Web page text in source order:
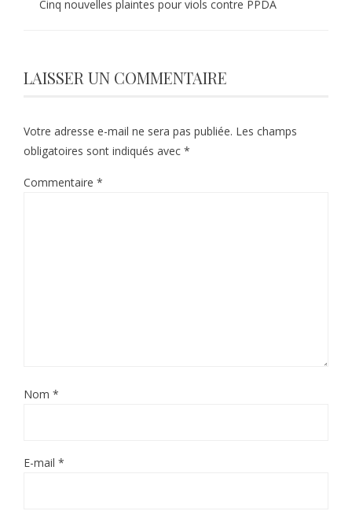
Cinq nouvelles plaintes pour viols contre PPDA
LAISSER UN COMMENTAIRE
Votre adresse e-mail ne sera pas publiée. Les champs
obligatoires sont indiqués avec *
Commentaire *
Nom *
E-mail *